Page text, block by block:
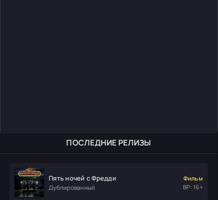
ПОСЛЕДНИЕ РЕЛИЗЫ
Пять ночей с Фредди
Дублированный
Фильм
ВР: 16+